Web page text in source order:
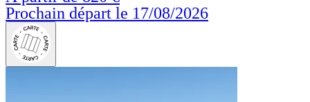
Prochain départ le 17/08/2026